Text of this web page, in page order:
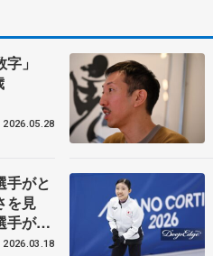
字」
2026.05.28
手がと
を見
手が出
賢二
2026.03.18